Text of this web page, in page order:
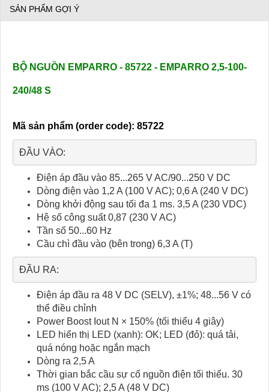
SẢN PHẨM GỢI Ý
BỘ NGUỒN EMPARRO - 85722 - EMPARRO 2,5-100-
240/48 S
Mã sản phẩm (order code): 85722
ĐẦU VÀO:
Điện áp đầu vào 85...265 V AC/90...250 V DC
Dòng điện vào 1,2 A (100 V AC); 0,6 A (240 V DC)
Dòng khởi động sau tối đa 1 ms. 3,5 A (230 VDC)
Hệ số công suất 0,87 (230 V AC)
Tần số 50...60 Hz
Cầu chì đầu vào (bên trong) 6,3 A (T)
ĐẦU RA:
Điện áp đầu ra 48 V DC (SELV), ±1%; 48...56 V có
thể điều chỉnh
Power Boost Iout N × 150% (tối thiểu 4 giây)
LED hiển thị LED (xanh): OK; LED (đỏ): quá tải,
quá nóng hoặc ngắn mạch
Dòng ra 2,5 A
Thời gian bắc cầu sự cố nguồn điện tối thiểu. 30
ms (100 V AC); 2,5 A (48 V DC)